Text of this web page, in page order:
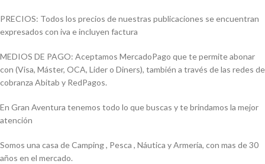
PRECIOS: Todos los precios de nuestras publicaciones se encuentran
expresados con iva e incluyen factura
MEDIOS DE PAGO: Aceptamos MercadoPago que te permite abonar
con (Visa, Máster, OCA, Lider o Diners), también a través de las redes de
cobranza Abitab y RedPagos.
En Gran Aventura tenemos todo lo que buscas y te brindamos la mejor
atención
Somos una casa de Camping , Pesca , Náutica y Armería, con mas de 30
años en el mercado.